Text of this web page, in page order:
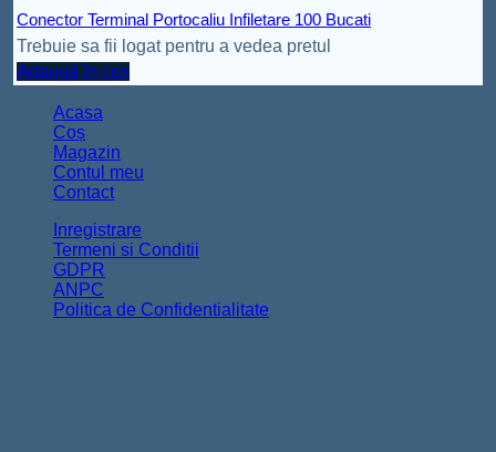
Conector Terminal Portocaliu Infiletare 100 Bucati
Trebuie sa fii logat pentru a vedea pretul
Adaugă în coș
Acasa
Coș
Magazin
Contul meu
Contact
Inregistrare
Termeni si Conditii
GDPR
ANPC
Politica de Confidentialitate